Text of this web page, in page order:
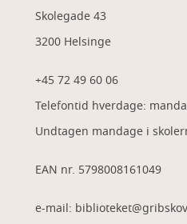
Skolegade 43
3200 Helsinge
+45 72 49 60 06
Telefontid hverdage:
Undtagen mandage i
EAN nr. 5798008161049
e-mail: